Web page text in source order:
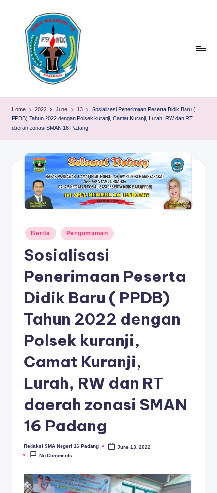
M
A
N
1
A
N
G
ELOK
Home 2022 June 13
Sosialisasi Penerimaan Peserta Didik Baru (
PPDB) Tahun 2022 dengan Polsek kuranji, Camat Kuranji, Lurah, RW dan RT
daerah zonasi SMAN 16 Padang
Posted
in
Berita Pengumuman
Sosialisasi
Penerimaan Peserta
Didik Baru ( PPDB)
Tahun 2022 dengan
Polsek kuranji,
Camat Kuranji,
Lurah, RW dan RT
daerah zonasi SMAN
16 Padang
Posted
by
Redaksi SMA Negeri 16 Padang
June 13, 2022
No Comments